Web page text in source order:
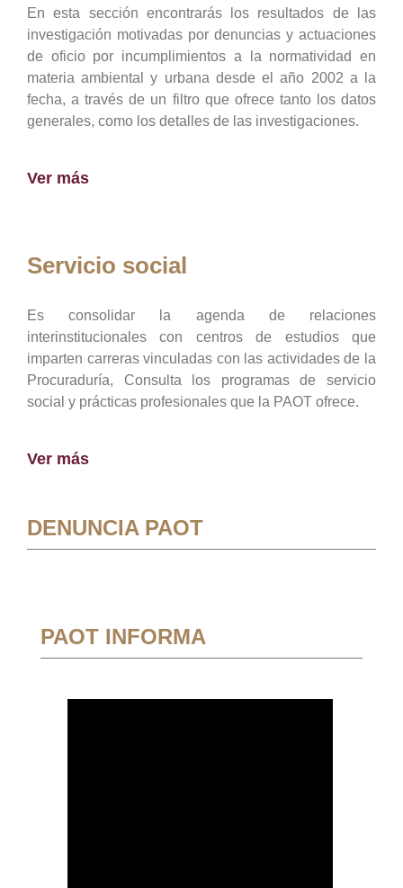
En esta sección encontrarás los resultados de las
investigación motivadas por denuncias y actuaciones
de oficio por incumplimientos a la normatividad en
materia ambiental y urbana desde el año 2002 a la
fecha, a través de un filtro que ofrece tanto los datos
generales, como los detalles de las investigaciones.
Ver más
Servicio social
Es consolidar la agenda de relaciones
interinstitucionales con centros de estudios que
imparten carreras vinculadas con las actividades de la
Procuraduría, Consulta los programas de servicio
social y prácticas profesionales que la PAOT ofrece.
Ver más
DENUNCIA PAOT
PAOT INFORMA